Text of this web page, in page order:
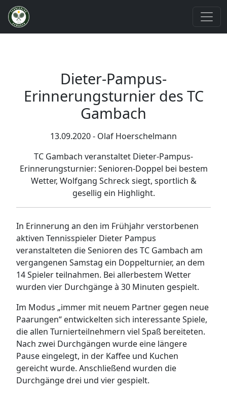
Dieter-Pampus-
Erinnerungsturnier des TC
Gambach
13.09.2020 - Olaf Hoerschelmann
TC Gambach veranstaltet Dieter-Pampus-
Erinnerungsturnier: Senioren-Doppel bei bestem
Wetter, Wolfgang Schreck siegt, sportlich &
gesellig ein Highlight.
In Erinnerung an den im Frühjahr verstorbenen
aktiven Tennisspieler Dieter Pampus
veranstalteten die Senioren des TC Gambach am
vergangenen Samstag ein Doppelturnier, an dem
14 Spieler teilnahmen. Bei allerbestem Wetter
wurden vier Durchgänge à 30 Minuten gespielt.
Im Modus „immer mit neuem Partner gegen neue
Paarungen“ entwickelten sich interessante Spiele,
die allen Turnierteilnehmern viel Spaß bereiteten.
Nach zwei Durchgängen wurde eine längere
Pause eingelegt, in der Kaffee und Kuchen
gereicht wurde. Anschließend wurden die
Durchgänge drei und vier gespielt.